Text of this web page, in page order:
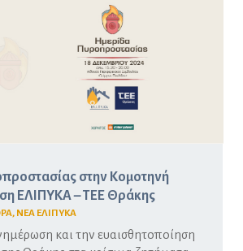
στην Κομοτηνή
ΕΛΙΠΥΚΑ – ΤΕΕ Θράκης
, ΝΕΑ ΕΛΙΠΥΚΑ
και την ευαισθητοποίηση